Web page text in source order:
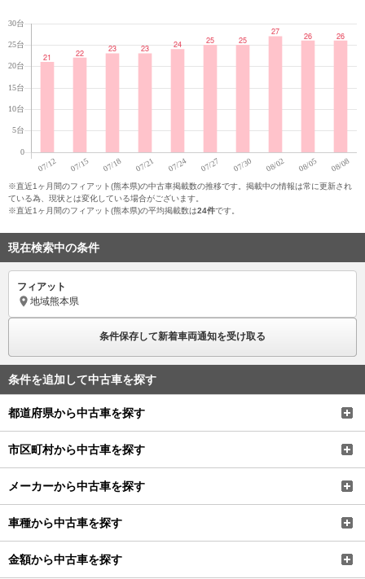
※直近1ヶ月間のフィアット(熊本県)の中古車掲載数の推移です。掲載中の情報は常に更新され
ている為、現状とは変化している場合がございます。
※直近1ヶ月間のフィアット(熊本県)の平均掲載数は24件です。
現在検索中の条件
フィアット
地域熊本県
条件保存して新着車両通知を受け取る
条件を追加して中古車を探す
都道府県から中古車を探す
市区町村から中古車を探す
メーカーから中古車を探す
車種から中古車を探す
金額から中古車を探す